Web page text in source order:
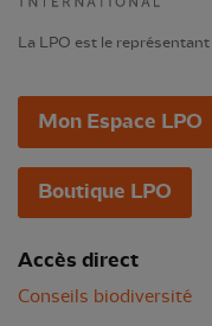
La LPO est le
Mon Espace LPO
Boutique LPO
Accès direct
Conseils biodiversité